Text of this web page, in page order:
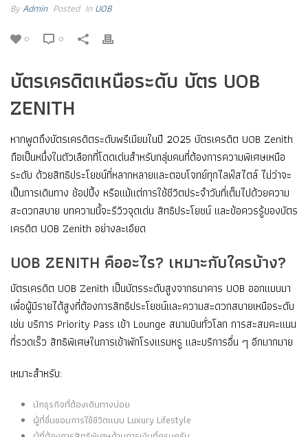
ByAdmin Posted InUOB
0 0
บัตรเครดิตเหนือระดับ บัตร UOB
ZENITH
หากพูดถึงบัตรเครดิตระดับพรีเมียมในปี 2025 บัตรเครดิต UOB Zenith
ถือเป็นหนึ่งในตัวเลือกที่โดดเด่นสำหรับกลุ่มคนที่ต้องการความพิเศษเหนือ
ระดับ ด้วยสิทธิประโยชน์ที่หลากหลายและตอบโจทย์ทุกไลฟ์สไตล์ ไม่ว่าจะ
เป็นการเดินทาง ช้อปปิ้ง หรือแม้แต่การใช้ชีวิตประจำวันที่เต็มไปด้วยความ
สะดวกสบาย บทความนี้จะรีวิวจุดเด่น สิทธิประโยชน์ และข้อควรรู้ของบัตร
เครดิต UOB Zenith อย่างละเอียด
UOB ZENITH คืออะไร? เหมาะกับใครบ้าง?
บัตรเครดิต UOB Zenith เป็นบัตรระดับสูงจากธนาคาร UOB ออกแบบมา
เพื่อผู้มีรายได้สูงที่ต้องการสิทธิประโยชน์และความสะดวกสบายเหนือระดับ
เช่น บริการ Priority Pass เข้า Lounge สนามบินทั่วโลก การสะสมคะแนน
ที่รวดเร็ว สิทธิพิเศษในการเข้าพักโรงแรมหรู และบริการอื่น ๆ อีกมากมาย
เหมาะสำหรับ:
นักธุรกิจที่ต้องเดินทางบ่อย
ผู้ที่ชื่นชอบการใช้ชีวิตแบบ Luxury Lifestyle